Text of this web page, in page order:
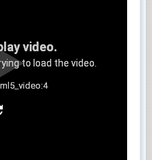
video.
to load the video.